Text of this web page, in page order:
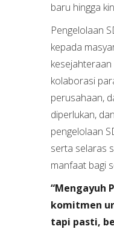
baru hingga
Pengelolaan
kepada
kolaborasi
perusahaan,
diperlukan,
pengelolaan
serta selaras
manfaat bagi
“Mengayuh
komitmen
tapi pasti,